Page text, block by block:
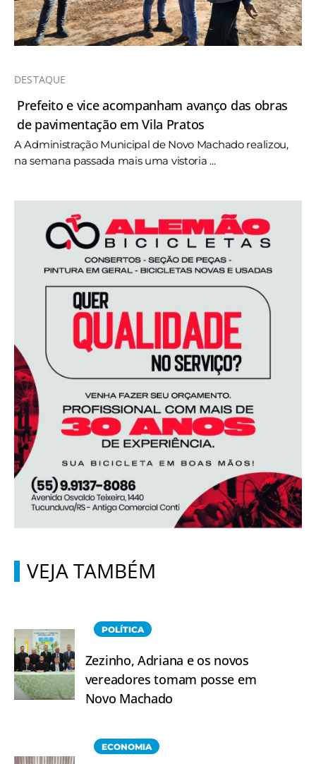
DESTAQUE
Prefeito e vice acompanham avanço das obras
de pavimentação em Vila Pratos
A Administração Municipal de Novo Machado realizou,
na semana passada mais uma vistoria ...
VEJA TAMBÉM
POLÍTICA
Zezinho, Adriana e os novos
vereadores tomam posse em
Novo Machado
ECONOMIA